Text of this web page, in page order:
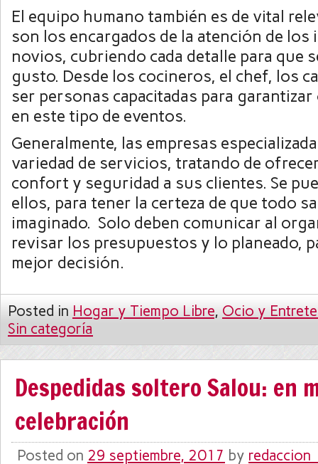
El equipo humano también es de vital
son los encargados de la atención de los
novios, cubriendo cada detalle para que
gusto. Desde los cocineros, el chef, los
ser personas capacitadas para
en este tipo de eventos.
Generalmente, las empresas
variedad de servicios, tratando de
confort y seguridad a sus clientes. Se
ellos, para tener la certeza de que todo
imaginado. Solo deben comunicar al
revisar los presupuestos y lo planeado,
mejor decisión.
Posted in Hogar y Tiempo Libre, Ocio y
Sin categoría
Despedidas soltero Salou: en
celebración
Posted on 29 septiembre, 2017 by